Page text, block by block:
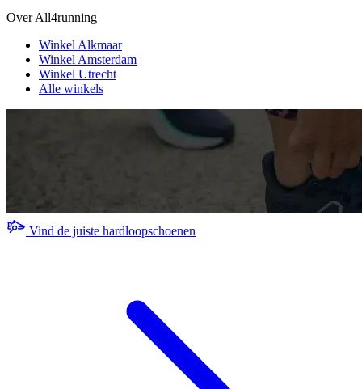
Over All4running
Winkel Alkmaar
Winkel Amsterdam
Winkel Utrecht
Alle winkels
Vind de juiste hardloopschoenen